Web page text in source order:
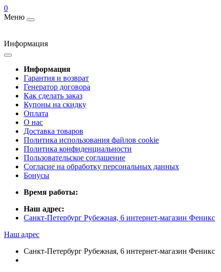
0
Меню
Информация
Информация
Гарантия и возврат
Генератор договора
Как сделать заказ
Купоны на скидку
Оплата
О нас
Доставка товаров
Политика использования файлов cookie
Политика конфиденциальности
Пользовательское соглашение
Согласие на обработку персональных данных
Бонусы
Время работы:
Наш адрес:
Санкт-Петербург Рубежная, 6 интернет-магазин Феникс
Наш адрес
Санкт-Петербург Рубежная, 6 интернет-магазин Феникс